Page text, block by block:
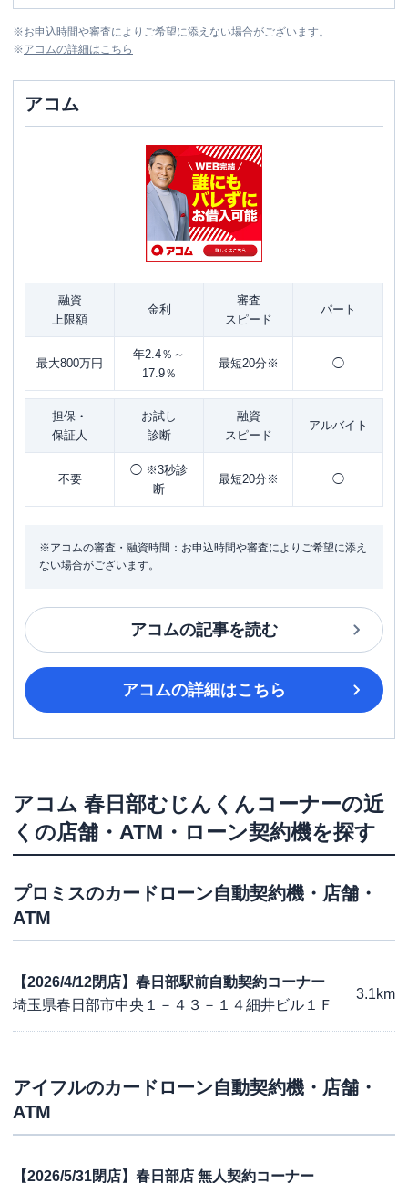
※お申込時間や審査によりご希望に添えない場合がございます。
※アコムの詳細はこちら
アコム
融資
上限額
金利
審査
スピード
パート
最大800万円
年2.4％～
17.9％
最短20分※ ◯
担保・
保証人
お試し
診断
融資
スピード
アルバイト
不要
◯ ※3秒診
断
最短20分※ ◯
※アコムの審査・融資時間：お申込時間や審査によりご希望に添え
ない場合がございます。
アコムの記事を読む
アコムの詳細はこちら
アコム 春日部むじんくんコーナーの近
くの店舗・ATM・ローン契約機を探す
プロミスのカードローン自動契約機・店舗・
ATM
【2026/4/12閉店】春日部駅前自動契約コーナー
埼玉県春日部市中央１－４３－１４細井ビル１Ｆ
3.1km
アイフルのカードローン自動契約機・店舗・
ATM
【2026/5/31閉店】春日部店 無人契約コーナー